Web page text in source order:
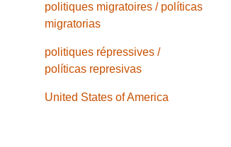
politiques migratoires / políticas
migratorias
politiques répressives /
políticas represivas
United States of America